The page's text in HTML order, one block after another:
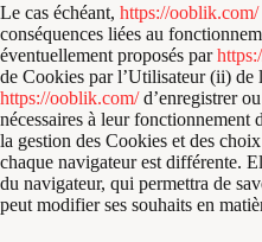
Le cas échéant, https://ooblik.com/
conséquences liées au
éventuellement proposés par
de Cookies par l’Utilisateur (ii) de
https://ooblik.com/d’enregistrer
nécessaires à leur
la gestion des Cookies et des
chaque navigateur est différente.
du navigateur, qui permettra de
peut modifier ses souhaits en